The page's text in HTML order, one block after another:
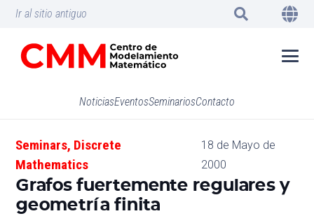
Ir al sitio antiguo
NoticiasEventosSeminariosContacto
Seminars, Discrete
Mathematics
18 de Mayo de
2000
Grafos fuertemente regulares y
geometría finita